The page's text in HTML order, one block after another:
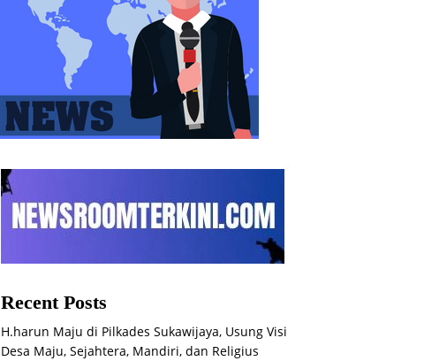
Recent Posts
H.harun Maju di Pilkades Sukawijaya, Usung Visi
Desa Maju, Sejahtera, Mandiri, dan Religius